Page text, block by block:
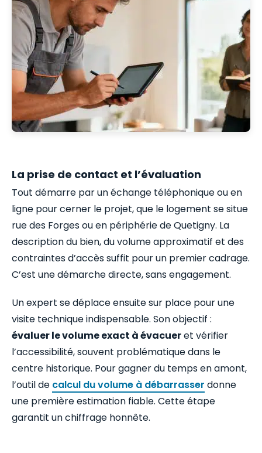
La prise de contact et l’évaluation
Tout démarre par un échange téléphonique ou en
ligne pour cerner le projet, que le logement se situe
rue des Forges ou en périphérie de Quetigny. La
description du bien, du volume approximatif et des
contraintes d’accès suffit pour un premier cadrage.
C’est une démarche directe, sans engagement.
Un expert se déplace ensuite sur place pour une
visite technique indispensable. Son objectif :
évaluer le volume exact à évacueret vérifier
l’accessibilité, souvent problématique dans le
centre historique. Pour gagner du temps en amont,
l’outil de calcul du volume à débarrasser donne
une première estimation fiable. Cette étape
garantit un chiffrage honnête.